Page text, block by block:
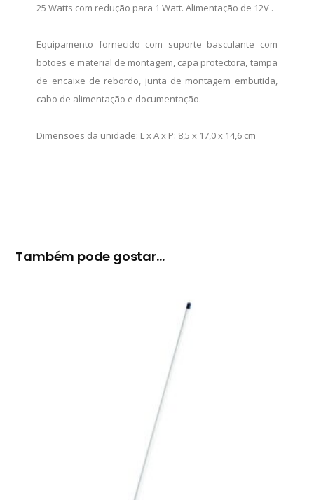
25 Watts com redução para 1 Watt. Alimentação de 12V .
Equipamento fornecido com suporte basculante com
botões e material de montagem, capa protectora, tampa
de encaixe de rebordo, junta de montagem embutida,
cabo de alimentação e documentação.
Dimensões da unidade: L x A x P: 8,5 x 17,0 x 14,6 cm
Também pode gostar…